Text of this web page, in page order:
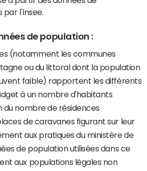
par l'Insee.
de population :
(notamment les communes
ou du littoral dont la population
faible) rapportent les différents
à un nombre d'habitants
du nombre de résidences
de caravanes figurant sur leur
aux pratiques du ministère de
de population utilisées dans ce
aux populations légales non